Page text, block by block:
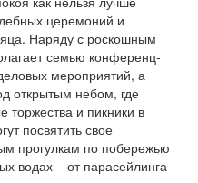
церемоний и
Наряду с роскошным
семью конференц-
мероприятий, а
открытым небом, где
торжества и пикники в
посвятить свое
прогулкам по побережью
водах – от парасейлинга